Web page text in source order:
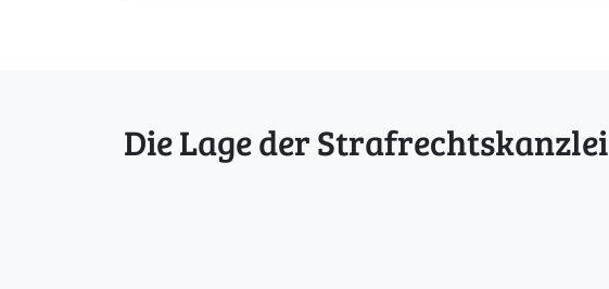
Die Lage der Strafrechtskanzlei